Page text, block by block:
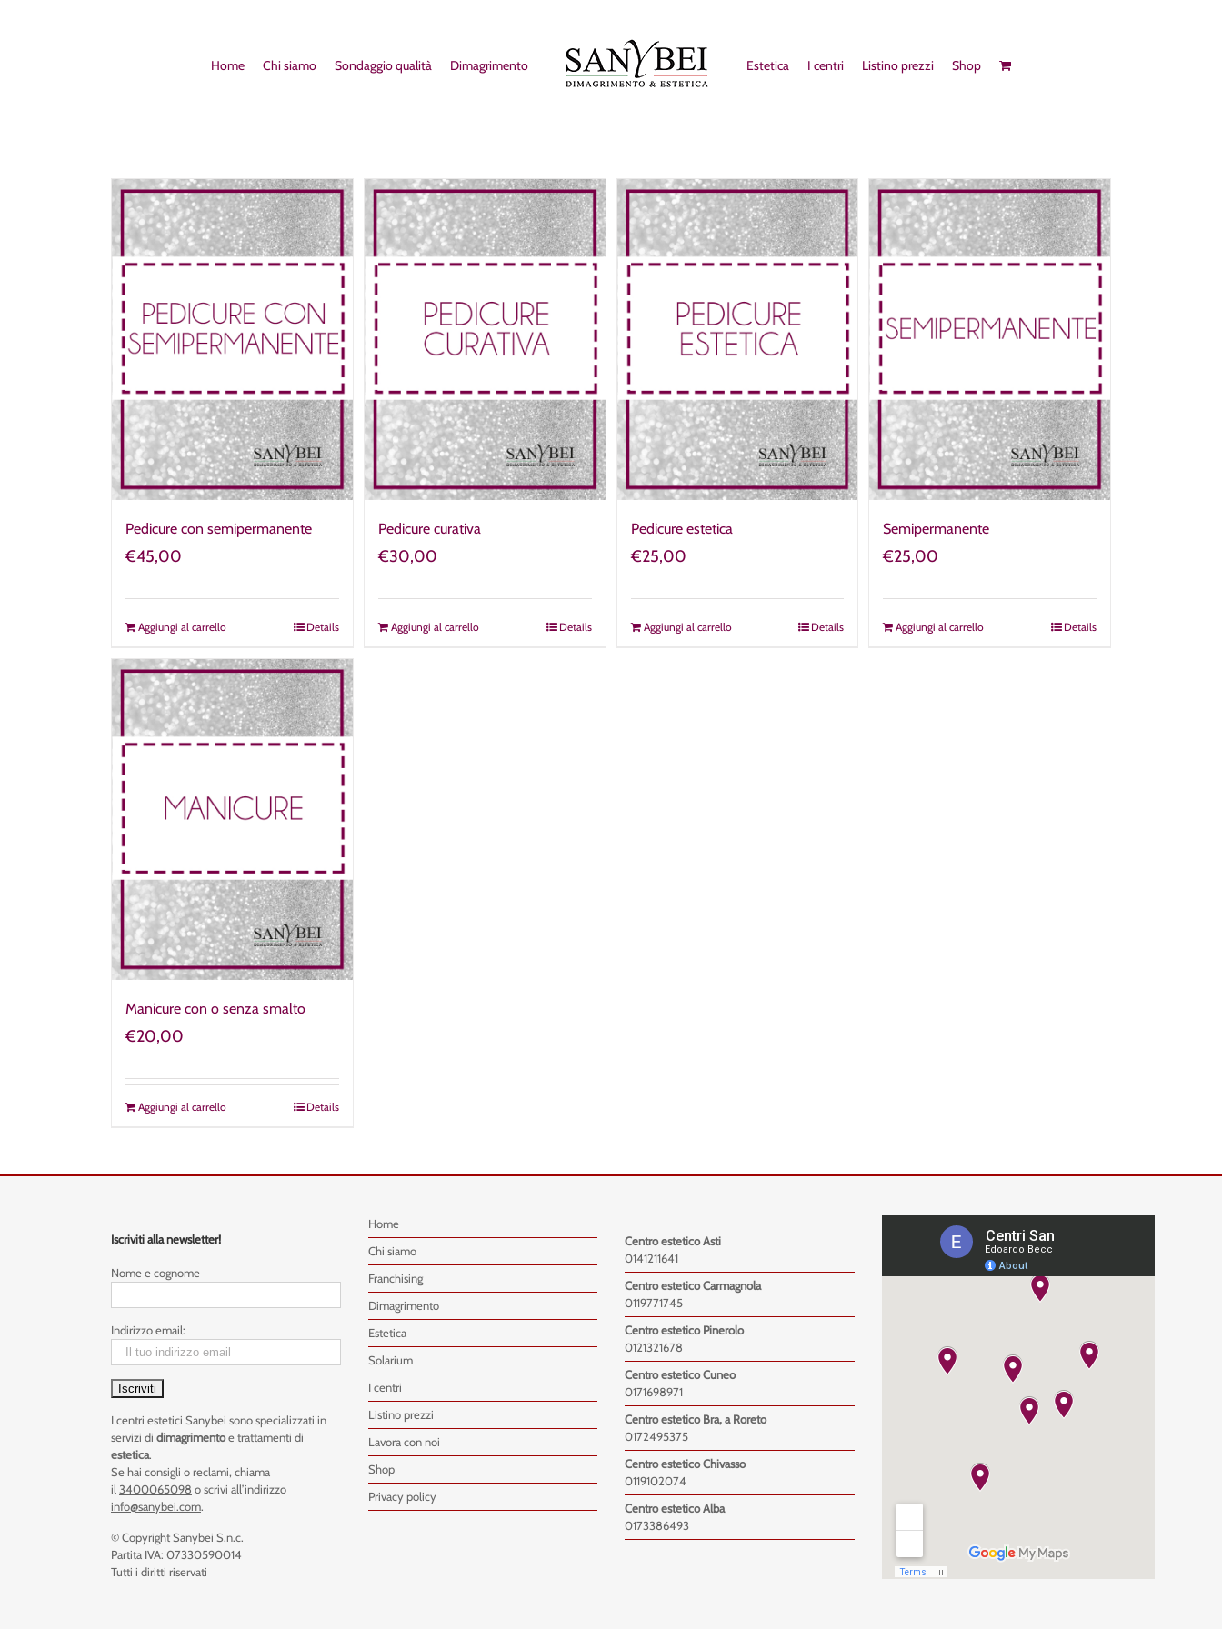
Home Chi siamo Sondaggio qualità Dimagrimento Estetica I centri Listino prezzi Shop
Pedicure con semipermanente
€45,00
Aggiungi al carrello Details
Pedicure curativa
€30,00
Aggiungi al carrello Details
Pedicure estetica
€25,00
Aggiungi al carrello Details
Semipermanente
€25,00
Aggiungi al carrello Details
Manicure con o senza smalto
€20,00
Aggiungi al carrello Details
Iscriviti alla newsletter!
Nome e cognome
Indirizzo email:
I centri estetici Sanybei sono specializzati in
servizi di dimagrimentoe trattamenti di
estetica.
Se hai consigli o reclami, chiama
il 3400065098 o scrivi all’indirizzo
info@sanybei.com.
© Copyright Sanybei S.n.c.
Partita IVA: 07330590014
Tutti i diritti riservati
Home
Chi siamo
Franchising
Dimagrimento
Estetica
Solarium
I centri
Listino prezzi
Lavora con noi
Shop
Privacy policy
Centro estetico Asti
0141211641
Centro estetico Carmagnola
0119771745
Centro estetico Pinerolo
0121321678
Centro estetico Cuneo
0171698971
Centro estetico Bra, a Roreto
0172495375
Centro estetico Chivasso
0119102074
Centro estetico Alba
0173386493